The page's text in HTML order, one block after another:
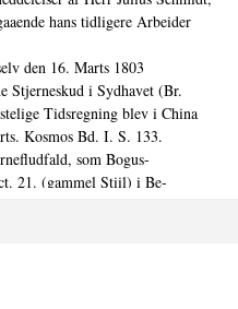
hans tidligere Arbeider
Stjerneskud i Sydhavet (Br.
Tidsregning blev i China
Kosmos Bd. I. S. 133.
21. (gammel Stiil) i Be-